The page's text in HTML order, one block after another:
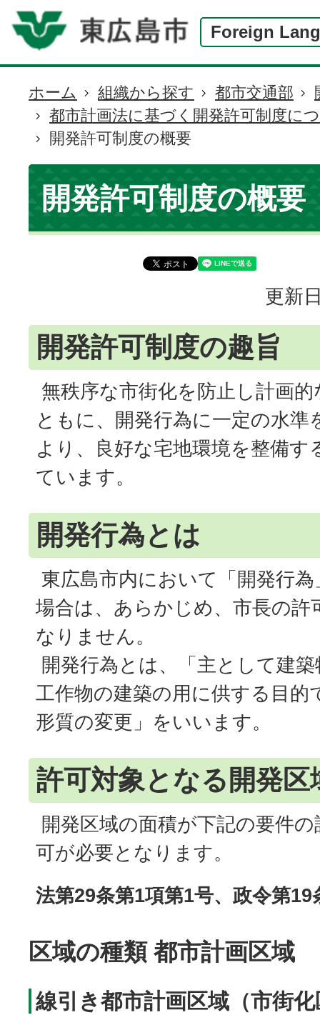
Foreign
現
在
の
位
置
ホーム 組織から探す 都市交通部
都市計画法に基づく開発許可制度に
開発許可制度の概要
開発許可制度の概要
更新
開発許可制度の趣旨
無秩序な市街化を防止し計画
ともに、開発行為に一定の水準
より、良好な宅地環境を整備す
ています。
開発行為とは
東広島市内において「開発行
場合は、あらかじめ、市長の許
なりません。
開発行為とは、「主として建
工作物の建築の用に供する目的
形質の変更」をいいます。
許可対象となる開発区
開発区域の面積が下記の要件
可が必要となります。
法第29条第1項第1号、政令第19
区域の種類 都市計画区域
線引き都市計画区域（市街